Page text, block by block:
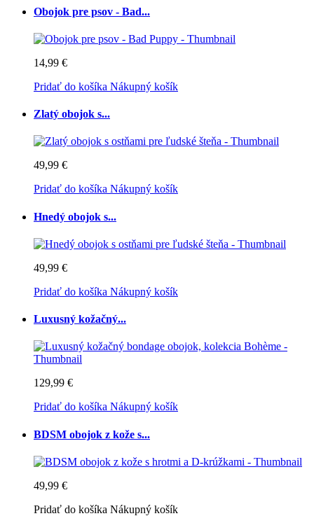
Obojok pre psov - Bad...
14,99 €
Pridať do košíka Nákupný košík
Zlatý obojok s...
49,99 €
Pridať do košíka Nákupný košík
Hnedý obojok s...
49,99 €
Pridať do košíka Nákupný košík
Luxusný kožačný...
129,99 €
Pridať do košíka Nákupný košík
BDSM obojok z kože s...
49,99 €
Pridať do košíka Nákupný košík